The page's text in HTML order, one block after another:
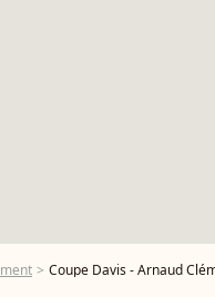
Coupe Davis - Arnaud